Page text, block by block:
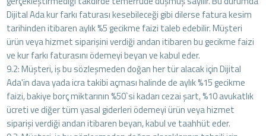
Dijital Ada kur farkı faturası kesebileceği gibi dilerse fatura kesim
tarihinden itibaren aylık %5 gecikme faizi taleb edebilir. Müşteri
ürün veya hizmet siparişini verdiği andan itibaren bu gecikme faizi
ve kur farkı faturasını ödemeyi beyan ve kabul eder.
9.2: Müşteri, iş bu sözleşmeden doğan her tür alacak için Dijital
Ada'in dava yada icra takibi açması halinde de aylık %15 gecikme
faizi, bakiye borç miktarının %50`si kadarı cezai şart, %10 avukatlık
ücreti ve diğer tüm yasal giderleri ödemeyi ürün veya hizmet
siparişi verdiği andan itibaren beyan, kabul ve taahhüt eder.